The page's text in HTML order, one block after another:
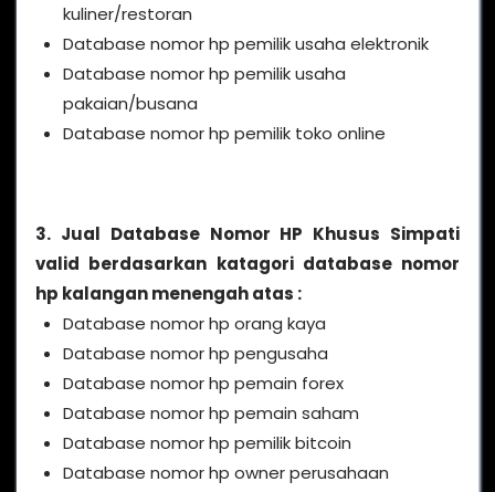
kuliner/restoran
Database nomor hp pemilik usaha elektronik
Database nomor hp pemilik usaha
pakaian/busana
Database nomor hp pemilik toko online
3. Jual Database Nomor HP Khusus Simpati
valid berdasarkan katagori database nomor
hp kalangan menengah atas :
Database nomor hp orang kaya
Database nomor hp pengusaha
Database nomor hp pemain forex
Database nomor hp pemain saham
Database nomor hp pemilik bitcoin
Database nomor hp owner perusahaan